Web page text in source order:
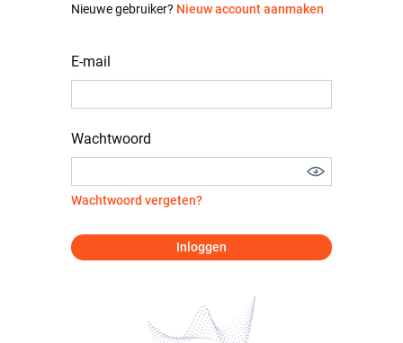
Nieuwe gebruiker? Nieuw account aanmaken
E-mail
Wachtwoord
Wachtwoord vergeten?
Inloggen